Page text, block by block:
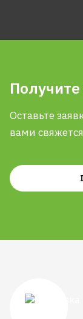
Оставьте
вами